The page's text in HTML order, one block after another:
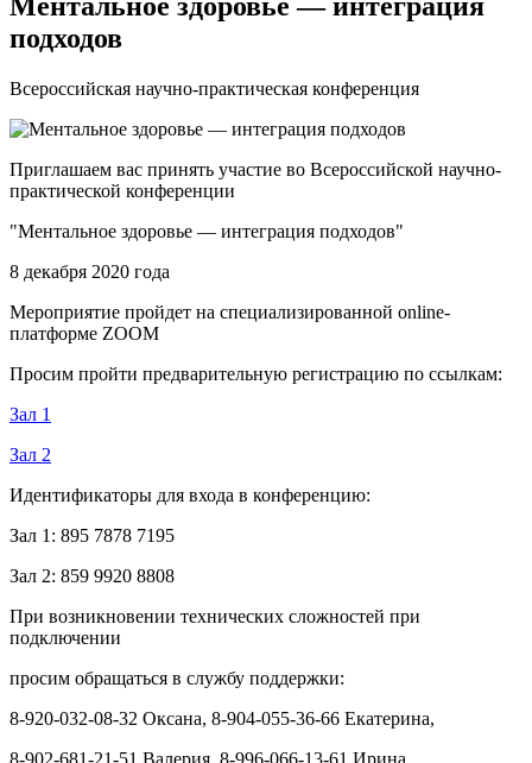
подходов
Всероссийская научно-практическая конференция
Приглашаем вас принять участие во Всероссийской научно-
практической конференции
"Ментальное здоровье — интеграция подходов"
8 декабря 2020 года
Мероприятие пройдет на специализированной online-
платформе ZOOM
Просим пройти предварительную регистрацию по ссылкам:
Зал 1
Зал 2
Идентификаторы для входа в конференцию:
Зал 1: 895 7878 7195
Зал 2: 859 9920 8808
При возникновении технических сложностей при
подключении
просим обращаться в службу поддержки:
8-920-032-08-32 Оксана, 8-904-055-36-66 Екатерина,
8-902-681-21-51 Валерия, 8-996-066-13-61 Ирина